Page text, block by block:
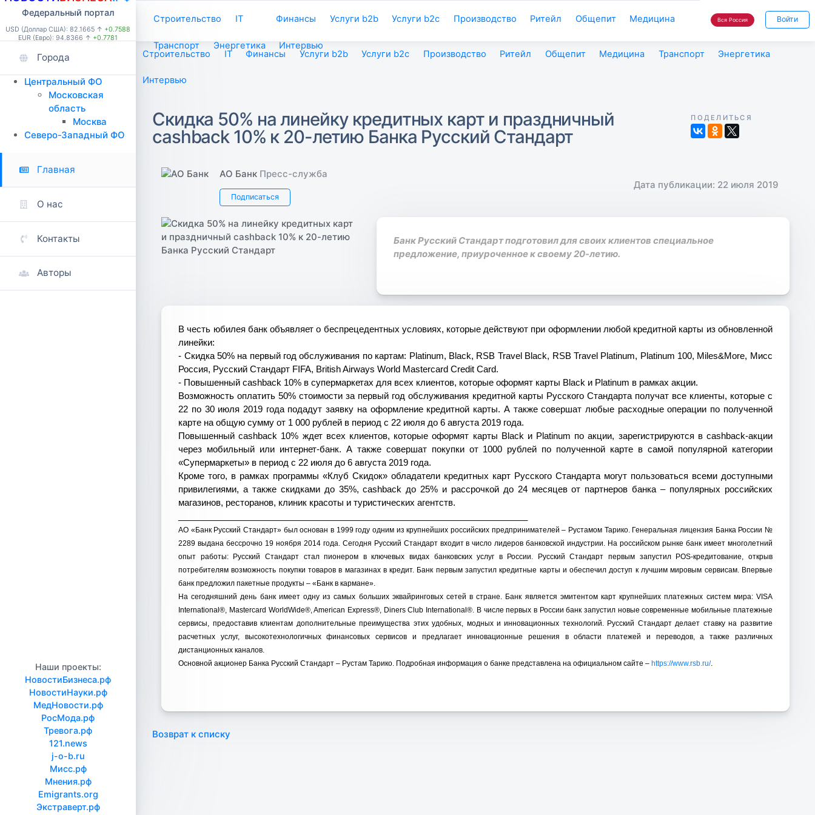
Федеральный портал
USD (Доллар США): 82.1665 ↑ +0.7588
EUR (Евро): 94.8366 ↑ +0.7781
Города
Центральный ФО
Московская
область
Москва
Северо-Западный ФО
Главная
О нас
Контакты
Авторы
Наши проекты:
НовостиБизнеса.рф
НовостиНауки.рф
МедНовости.рф
РосМода.рф
Тревога.рф
121.news
j-o-b.ru
Мисс.рф
Мнения.рф
Emigrants.org
Экстраверт.рф
Строительство IT Финансы Услуги b2b Услуги b2c Производство Ритейл Общепит Медицина
Транспорт Энергетика Интервью
Вся Россия Войти
Строительство IT Финансы Услуги b2b Услуги b2c Производство Ритейл Общепит Медицина Транспорт Энергетика
Интервью
Скидка 50% на линейку кредитных карт и праздничный
cashback 10% к 20-летию Банка Русский Стандарт
ПОДЕЛИТЬСЯ
АО Банк Пресс-служба
Подписаться
Дата публикации: 22 июля 2019
Банк Русский Стандарт подготовил для своих клиентов специальное
предложение, приуроченное к своему 20-летию.
В честь юбилея банк объявляет о беспрецедентных условиях, которые действуют при оформлении любой кредитной карты из обновленной
линейки:
- Скидка 50% на первый год обслуживания по картам: Platinum, Black, RSB Travel Black, RSB Travel Platinum, Platinum 100, Miles&More, Мисс
Россия, Русский Стандарт FIFA, British Airways World Mastercard Credit Card.
- Повышенныйcashback 10% в супермаркетах для всех клиентов, которые оформят карты Black и Platinum в рамках акции.
Возможность оплатить 50% стоимости за первый год обслуживания кредитной карты Русского Стандарта получат все клиенты, которые с
22 по 30 июля 2019 года подадут заявку на оформление кредитной карты. А также совершат любые расходные операции по полученной
карте на общую сумму от 1 000 рублей в период с22 июля до 6 августа 2019 года.
Повышенныйcashback 10% ждет всех клиентов, которые оформят карты Blackи Platinum по акции, зарегистрируются в cashback-акции
через мобильный или интернет-банк. А такжесовершат покупки от 1000 рублей по полученной карте в самой популярной категории
«Супермаркеты» в период с22 июля до 6 августа 2019 года.
Кроме того, в рамках программы «Клуб Скидок» обладатели кредитных карт Русского Стандарта могут пользоваться всеми доступными
привилегиями, а также скидками до 35%,cashbackдо 25% и рассрочкой до 24 месяцев от партнеров банка – популярных российских
магазинов, ресторанов, клиник красоты и туристических агентств.
АО «Банк Русский Стандарт» был основан в 1999 году одним из крупнейших российских предпринимателей – Рустамом Тарико. Генеральная лицензия Банка России №
2289 выдана бессрочно 19 ноября 2014 года. Сегодня Русский Стандарт входит в число лидеров банковской индустрии. На российском рынке банк имеет многолетний
опыт работы: Русский Стандарт стал пионером в ключевых видах банковских услуг в России. Русский Стандарт первым запустил POS-кредитование, открыв
потребителям возможность покупки товаров в магазинах в кредит. Банк первым запустил кредитные карты и обеспечил доступ к лучшим мировым сервисам. Впервые
банк предложил пакетные продукты – «Банк в кармане».
На сегодняшний день банк имеет одну из самых больших эквайринговых сетей в стране. Банк является эмитентом карт крупнейших платежных систем мира: VISA
International®, Masterсard WorldWide®, American Еxpress®, Diners Club International®. В числе первых в России банк запустил новые современные мобильные платежные
сервисы, предоставив клиентам дополнительные преимущества этих удобных, модных и инновационных технологий. Русский Стандарт делает ставку на развитие
расчетных услуг, высокотехнологичных финансовых сервисов и предлагает инновационные решения в области платежей и переводов, а также различных
дистанционных каналов.
Основной акционер Банка Русский Стандарт – Рустам Тарико. Подробная информация о банке представлена на официальном сайте – https://www.rsb.ru/.
Возврат к списку